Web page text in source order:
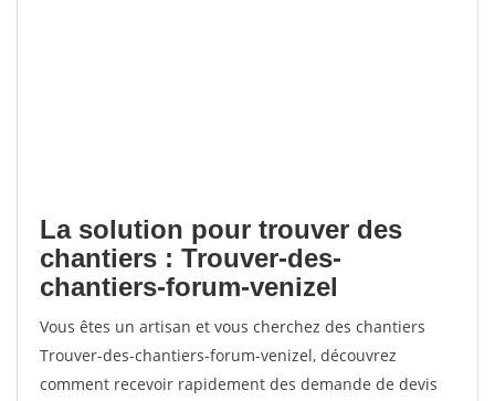
La solution pour trouver des
chantiers : Trouver-des-
chantiers-forum-venizel
Vous êtes un artisan et vous cherchez des chantiers
Trouver-des-chantiers-forum-venizel, découvrez
comment recevoir rapidement des demande de devis